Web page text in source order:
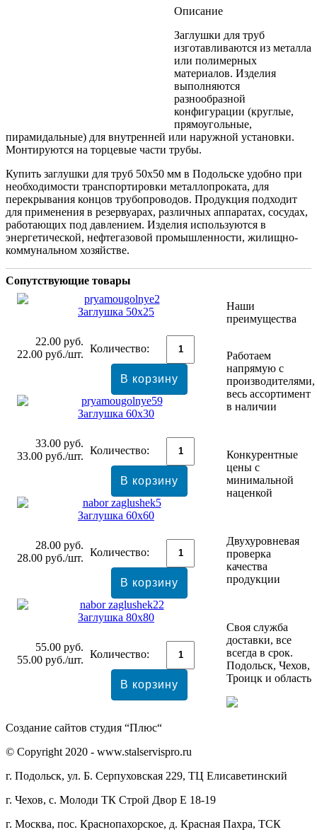
Описание
Заглушки для труб
изготавливаются из металла
или полимерных
материалов. Изделия
выполняются
разнообразной
конфигурации (круглые,
прямоугольные,
пирамидальные) для внутренней или наружной установки.
Монтируются на торцевые части трубы.
Купить заглушки для труб 50х50 мм в Подольске удобно при
необходимости транспортировки металлопроката, для
перекрывания концов трубопроводов. Продукция подходит
для применения в резервуарах, различных аппаратах, сосудах,
работающих под давлением. Изделия используются в
энергетической, нефтегазовой промышленности, жилищно-
коммунальном хозяйстве.
Сопутствующие товары
Заглушка 50x25
22.00 руб.
22.00 руб./шт. Количество:
Заглушка 60x30
33.00 руб.
33.00 руб./шт. Количество:
Заглушка 60x60
28.00 руб.
28.00 руб./шт. Количество:
Заглушка 80x80
55.00 руб.
55.00 руб./шт. Количество:
Наши
преимущества
Работаем
напрямую с
производителями,
весь ассортимент
в наличии
Конкурентные
цены с
минимальной
наценкой
Двухуровневая
проверка
качества
продукции
Своя служба
доставки, все
всегда в срок.
Подольск, Чехов,
Троицк и область
Создание сайтов студия “Плюс“
© Copyright 2020 - www.stalservispro.ru
г. Подольск, ул. Б. Серпуховская 229, ТЦ Елисаветинский
г. Чехов, с. Молоди ТК Строй Двор Е 18-19
г. Москва, пос. Краснопахорское, д. Красная Пахра, ТСК